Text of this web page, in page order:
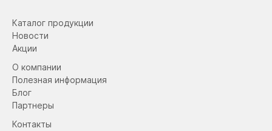
Каталог продукции
Новости
Акции
О компании
Полезная информация
Блог
Партнеры
Контакты